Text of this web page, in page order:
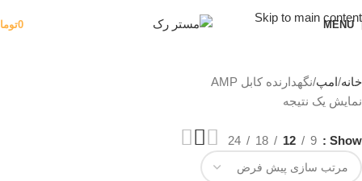
Skip to main content
MENU
0
خانه امپ نگهدارنده کابل AMP
نمایش یک نتیجه
Show
9
12
18
24